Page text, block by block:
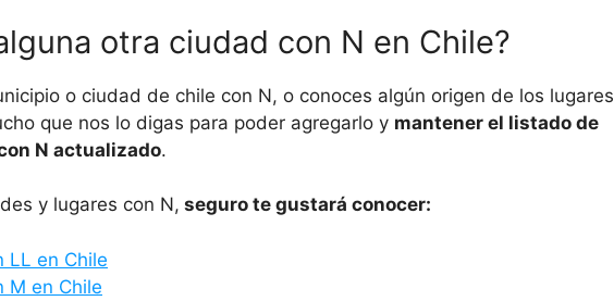
otra ciudad con N en Chile?
o ciudad de chile con N, o conoces algún origen de los lugares
que nos lo digas para poder agregarlo y mantener el listado de
N actualizado.
y lugares con N, seguro te gustará conocer:
LL en Chile
M en Chile